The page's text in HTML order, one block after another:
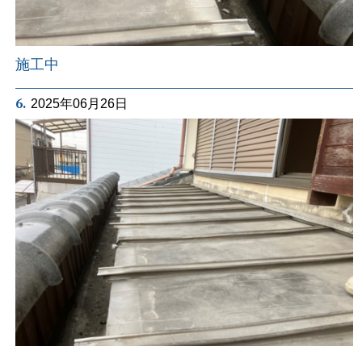
施工中
6. 2025年06月26日